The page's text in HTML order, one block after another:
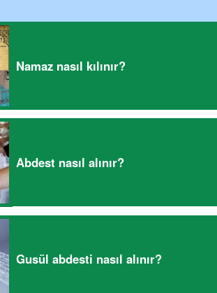
Namaz nasıl kılınır?
Abdest nasıl alınır?
Gusül abdesti nasıl alınır?